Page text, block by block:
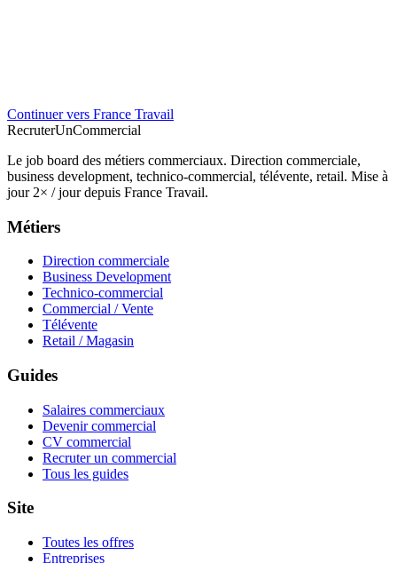
Continuer vers France Travail
RecruterUnCommercial
Le job board des métiers commerciaux. Direction commerciale,
business development, technico-commercial, télévente, retail. Mise à
jour 2× / jour depuis France Travail.
Métiers
Direction commerciale
Business Development
Technico-commercial
Commercial / Vente
Télévente
Retail / Magasin
Guides
Salaires commerciaux
Devenir commercial
CV commercial
Recruter un commercial
Tous les guides
Site
Toutes les offres
Entreprises